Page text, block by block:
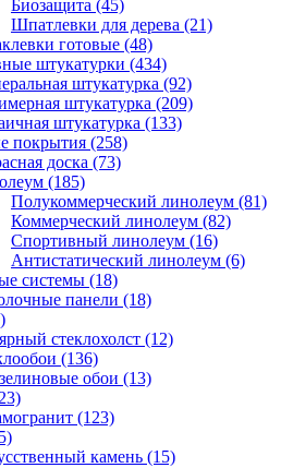
Биозащита (45)
Шпатлевки для дерева (21)
готовые (48)
штукатурки (434)
штукатурка (92)
штукатурка (209)
штукатурка (133)
покрытия (258)
доска (73)
(185)
Полукоммерческий линолеум (81)
Коммерческий линолеум (82)
Спортивный линолеум (16)
Антистатический линолеум (6)
системы (18)
панели (18)
стеклохолст (12)
(136)
обои (13)
(123)
камень (15)